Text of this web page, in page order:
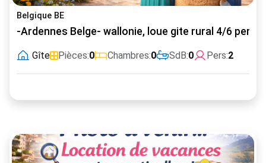
Belgique BE
-Ardennes Belge- wallonie, loue gite rural 4/6
Gîte Pièces:0 Chambres:0 SdB:0 Pers:2